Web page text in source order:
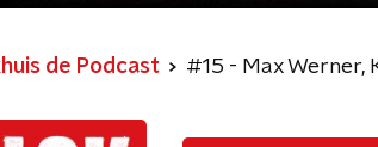
de Podcast #15 - Max Werner,